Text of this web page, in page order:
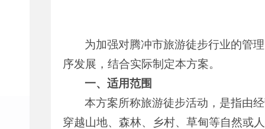
为加强对腾冲市旅游徒步行业的管
序发展，结合实际制定本方案。
一、适用范围
本方案所称旅游徒步活动，是指由
穿越山地、森林、乡村、草甸等自然或